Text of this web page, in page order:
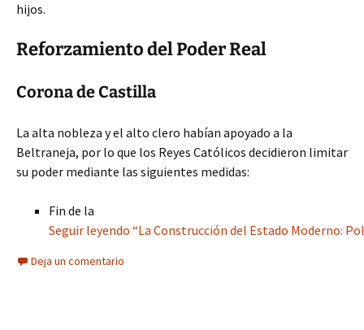
hijos.
Reforzamiento del Poder Real
Corona de Castilla
La alta nobleza y el alto clero habían apoyado a la
Beltraneja, por lo que los Reyes Católicos decidieron limitar
su poder mediante las siguientes medidas:
Fin de la
Seguir leyendo “La Construcción del Estado Moderno:
Deja un comentario